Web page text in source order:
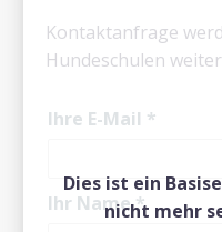
Dies ist ein
nicht mehr
Kontaktanfrage
Hundeschulen
Ihre E-Mail *
Ihr Name*